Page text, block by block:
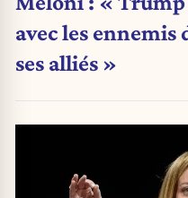
avec les ennemis
ses alliés »